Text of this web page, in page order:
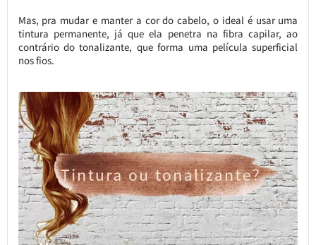
Mas, pra mudar e manter a cor do cabelo, o ideal é usar uma
tintura permanente, já que ela penetra na fibra capilar, ao
contrário do tonalizante, que forma uma película superficial
nos fios.